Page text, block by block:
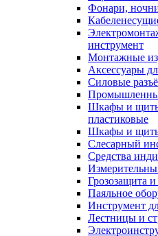
Фонари,
инструмент
Монтажные
Аксессуары
Силовые
Шкафы и
пластиковые
Шкафы и
Слесарный
Средства
Грозозащита и
Паяльное
Инструмент
Лестницы и